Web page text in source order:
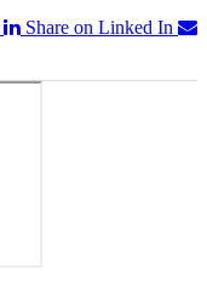
Share on Linked In